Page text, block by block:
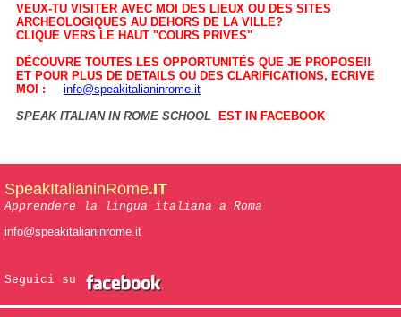
VEUX-TU VISITER AVEC MOI DES LIEUX OU DES SITES
ARCHEOLOGIQUES AU DEHORS DE LA VILLE?
CLIQUE VERS LE HAUT "COURS PRIVES"
DÉCOUVRE TOUTES LES OPPORTUNITÉS QUE JE PROPOSE!!
ET POUR PLUS DE DETAILS OU DES CLARIFICATIONS, ECRIVE
MOI : info@speakitalianinrome.it
SPEAK ITALIAN IN ROME SCHOOL EST IN FACEBOOK
SpeakItalianinRome.IT
Apprendere la lingua italiana a Roma
info@speakitalianinrome.it
Seguici su